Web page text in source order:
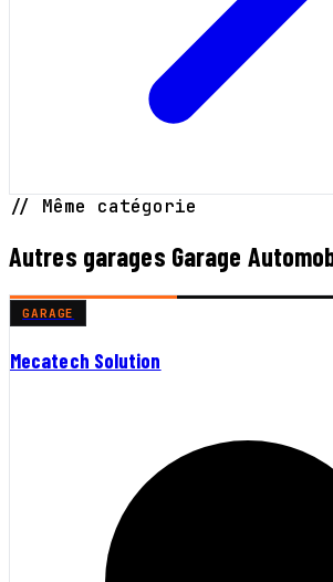
// Même catégorie
Autres garages Garage
GARAGE
Mecatech Solution